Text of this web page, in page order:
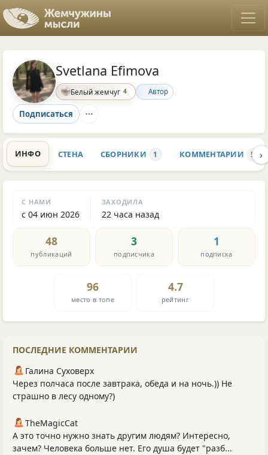
Svetlana Efimova
Белый жемчуг 4 Автор
Подписаться
ИНФО СТЕНА СБОРНИКИ 1 КОММЕНТАРИИ 5 ›
С НАМИ
с 04 июн 2026
ЗАХОДИЛА
22 часа назад
48
публикаций
3
подписчика
1
подписка
96
место в топе
4.7
рейтинг
ПОСЛЕДНИЕ КОММЕНТАРИИ
Галина Суховерх
Через полчаса после завтрака, обеда и на ночь.)) Не
страшно в лесу одному?)
TheMagicCat
А это точно нужно знать другим людям? Интересно,
зачем? Человека больше нет. Его душа будет "разб...